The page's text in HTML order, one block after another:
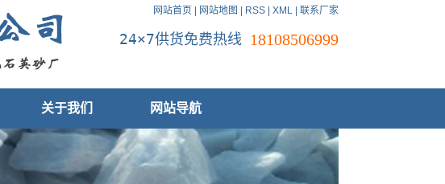
网站首页 网站地图 RSS XML 联系厂家
18108506999
24×7供货免费热线
关于我们 网站导航